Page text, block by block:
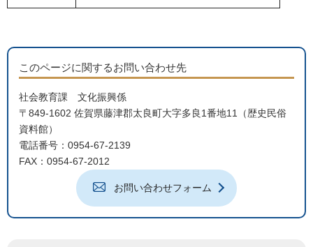
このページに関するお問い合わせ先
社会教育課 文化振興係
〒849-1602 佐賀県藤津郡太良町大字多良1番地11（歴史民俗
資料館）
電話番号：0954-67-2139
FAX：0954-67-2012
お問い合わせフォーム